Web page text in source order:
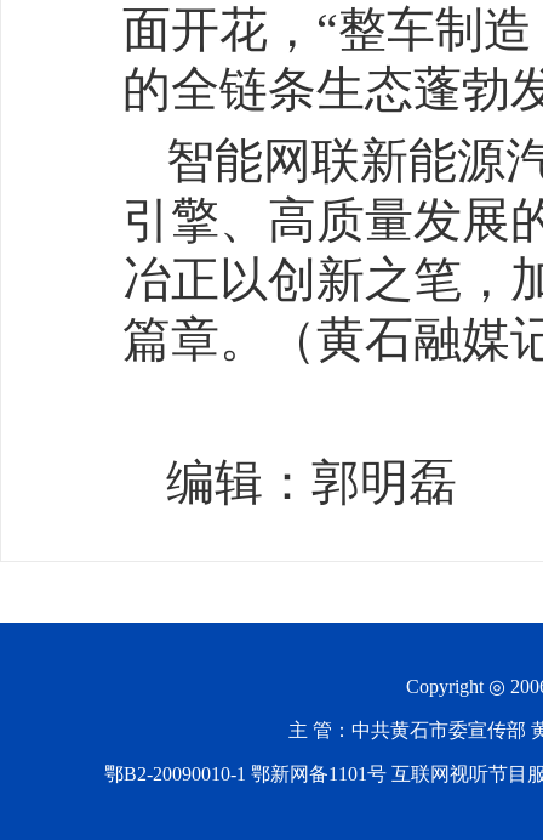
面开花，“整车制
的全链条生态蓬勃
智能网联新能源
引擎、高质量发展
冶正以创新之笔，
篇章。（黄石融
编辑：郭明磊
Copyright ◎
主 管：中共黄石市委宣传部
鄂B2-20090010-1 鄂新网备1101号 互联网视听节目